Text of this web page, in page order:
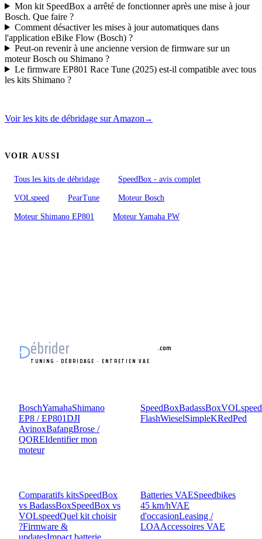
Mon kit SpeedBox a arrêté de fonctionner après une mise à jour
Bosch. Que faire ?
Comment désactiver les mises à jour automatiques dans
l'application eBike Flow (Bosch) ?
Peut-on revenir à une ancienne version de firmware sur un
moteur Bosch ou Shimano ?
Le firmware EP801 Race Tune (2025) est-il compatible avec tous
les kits Shimano ?
Voir les kits de débridage sur Amazon→
VOIR AUSSI
Tous les kits de débridage SpeedBox - avis complet
VOLspeed PearTune Moteur Bosch
Moteur Shimano EP801 Moteur Yamaha PW
ébrider .com
TUNING · DÉBRIDAGE · ENTRETIEN VAE
BoschYamahaShimano
EP8 / EP801DJI
AvinoxBafangBrose /
QOREIdentifier mon
moteur
SpeedBoxBadassBoxVOLspeed
FlashWieselSimpleKRedPed
Comparatifs kitsSpeedBox
vs BadassBoxSpeedBox vs
VOLspeedQuel kit choisir
?Firmware &
updatesImpact batterie
Batteries VAESpeedbikes
45 km/hVAE
d'occasionLeasing /
LOAAccessoires VAE